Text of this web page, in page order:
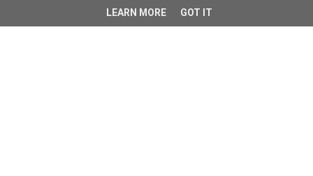
LEARN MORE GOT IT